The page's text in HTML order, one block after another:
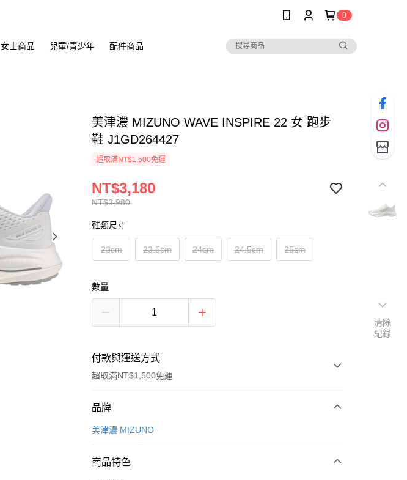
0
女士商品 兒童/青少年 配件商品
美津濃 MIZUNO WAVE INSPIRE 22 女 跑步
鞋 J1GD264427
超取滿NT$1,500免運
NT$3,980
NT$3,180
鞋類尺寸
23cm 23.5cm 24cm 24.5cm 25cm
數量
付款與運送方式
超取滿NT$1,500免運
付款方式
信用卡一次付款
品牌
美津濃 MIZUNO
商品特色
清除
紀錄